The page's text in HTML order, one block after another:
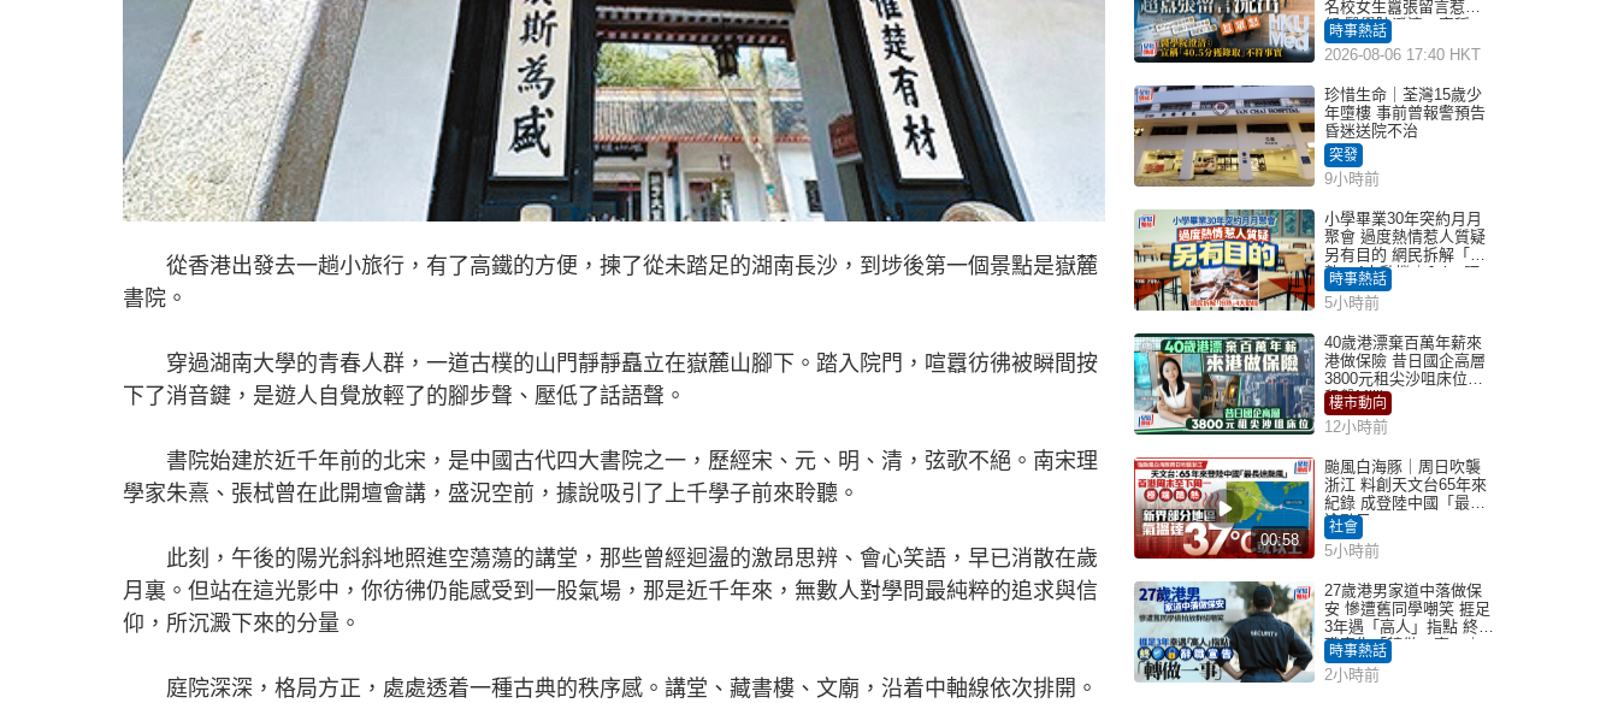
從香港出發去一趟小旅行，有了高鐵的方便，揀了從未踏足的湖南長沙，到埗後第一個景點是嶽麓
書院。
穿過湖南大學的青春人群，一道古樸的山門靜靜矗立在嶽麓山腳下。踏入院門，喧囂彷彿被瞬間按
下了消音鍵，是遊人自覺放輕了的腳步聲、壓低了話語聲。
書院始建於近千年前的北宋，是中國古代四大書院之一，歷經宋、元、明、清，弦歌不絕。南宋理
學家朱熹、張栻曾在此開壇會講，盛況空前，據說吸引了上千學子前來聆聽。
此刻，午後的陽光斜斜地照進空蕩蕩的講堂，那些曾經迴盪的激昂思辨、會心笑語，早已消散在歲
月裏。但站在這光影中，你彷彿仍能感受到一股氣場，那是近千年來，無數人對學問最純粹的追求與信
仰，所沉澱下來的分量。
庭院深深，格局方正，處處透着一種古典的秩序感。講堂、藏書樓、文廟，沿着中軸線依次排開。
名校女生囂張留言惹眾
怒 醫學院澄清：宣稱
「40.5分獲錄取」不符事
實｜Juicy叮
時事熱話
2026-08-06 17:40 HKT
珍惜生命｜荃灣15歲少
年墮樓 事前曾報警預告
昏迷送院不治
突發
9小時前
小學畢業30年突約月月
聚會 過度熱情惹人質疑
另有目的 網民拆解「扮
熟」4大動機｜Juicy叮
時事熱話
5小時前
40歲港漂棄百萬年薪來
港做保險 昔日國企高層
3800元租尖沙咀床位｜
租盤Million
樓市動向
12小時前
00:58
颱風白海豚｜周日吹襲
浙江 料創天文台65年來
紀錄 成登陸中國「最長
途颱風」
社會
5小時前
27歲港男家道中落做保
安 慘遭舊同學嘲笑 捱足
3年遇「高人」指點 終辭
職宣告「轉做一事」｜
Juicy叮
時事熱話
2小時前